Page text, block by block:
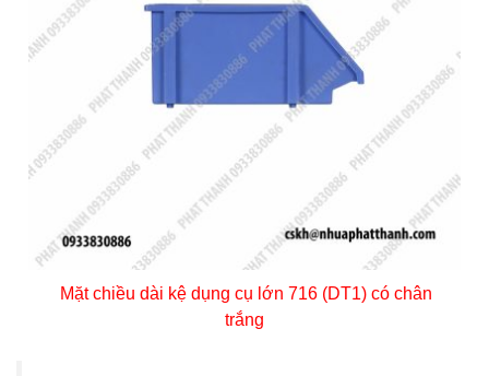
Mặt chiều dài kệ dụng cụ lớn 716 (DT1) có chân
trắng